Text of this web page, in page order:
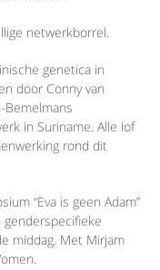
netwerkborrel.
genetica in
door Conny van
Bemelmans
in Suriname. Alle lof
rond dit
“Eva is geen Adam”
middag. Met Mirjam